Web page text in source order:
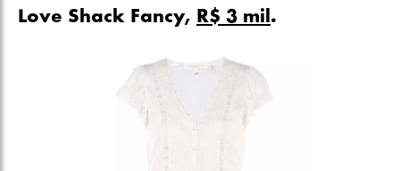
Love Shack Fancy, R$ 3 mil .